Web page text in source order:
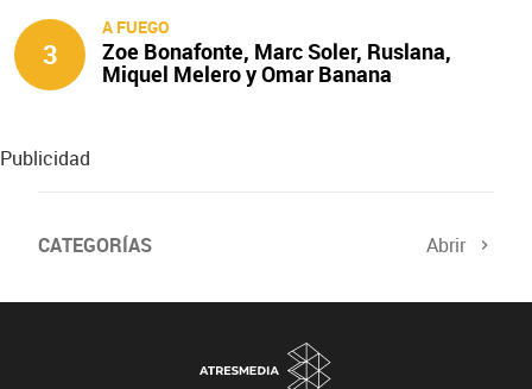
3
A FUEGO
Zoe Bonafonte, Marc Soler, Ruslana,
Miquel Melero y Omar Banana
Publicidad
CATEGORÍAS Abrir